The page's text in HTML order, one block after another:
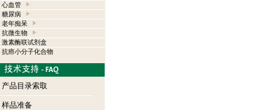
心血管
糖尿病
老年痴呆
抗微生物
激素酶联试剂盒
抗癌小分子化合物
产品目录索取
样品准备